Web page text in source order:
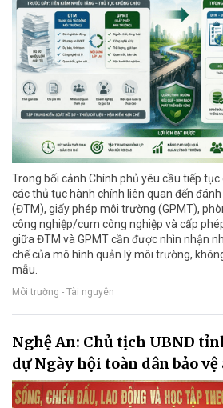
Trong bối cảnh Chính phủ yêu cầu tiếp
các thủ tục hành chính liên quan đến
(ĐTM), giấy phép môi trường (GPMT),
công nghiệp/cụm công nghiệp và cấp
giữa ĐTM và GPMT cần được nhìn nhận
chế của mô hình quản lý môi trường,
mẫu.
Môi trường - Tài nguyên
Nghệ An: Chủ tịch UBND
dự Ngày hội toàn dân bảo